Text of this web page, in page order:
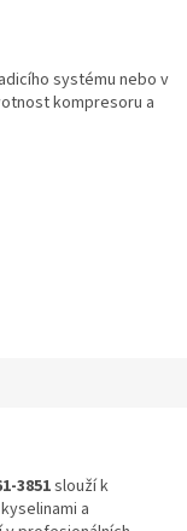
systému nebo v
kompresoru a
3851slouží k
a